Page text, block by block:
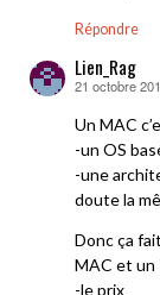
Répondre
Lien_Rag
dit :
21 octobre
Un MAC
-un OS
-une
doute la
Donc ça
MAC et un
-le prix